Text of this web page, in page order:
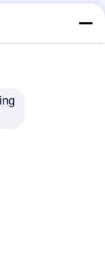
Zufuhr-
Funktions-